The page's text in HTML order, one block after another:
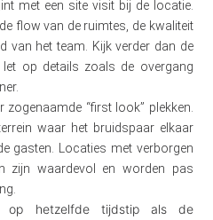
met een site visit bij de locatie.
flow van de ruimtes, de kwaliteit
van het team. Kijk verder dan de
let op details zoals de overgang
“first look” plekken.
waar het bruidspaar elkaar
gasten. Locaties met verborgen
zijn waardevol en worden pas
op hetzelfde tijdstip als de